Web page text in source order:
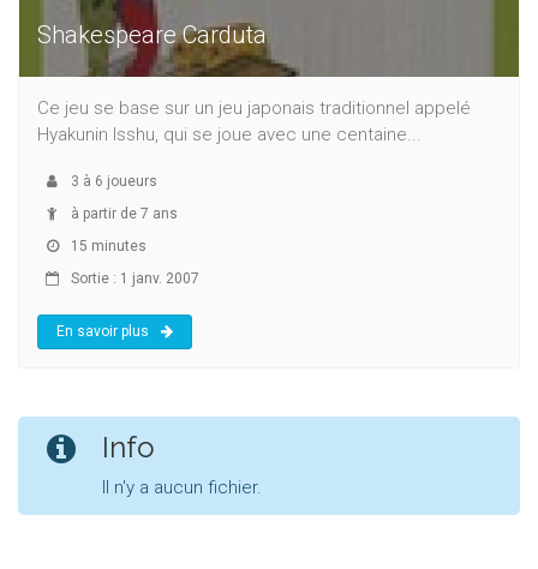
Shakespeare Carduta
Ce jeu se base sur un jeu japonais traditionnel appelé
Hyakunin Isshu, qui se joue avec une centaine...
3 à 6 joueurs
à partir de 7 ans
15 minutes
Sortie : 1 janv. 2007
En savoir plus
Info
Il n'y a aucun fichier.